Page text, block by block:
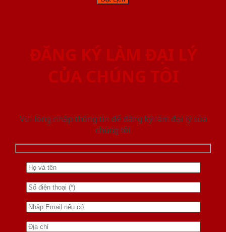
ĐĂNG KÝ LÀM ĐẠI LÝ
CỦA CHÚNG TÔI
Vui lòng nhập thông tin để đăng ký làm đại lý của
chúng tôi